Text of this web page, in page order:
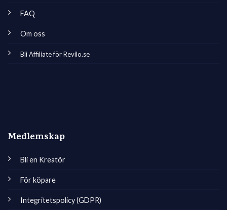
FAQ
Om oss
Bli Affiliate för Revilo.se
Medlemskap
Bli en Kreatör
För köpare
Integritetspolicy (GDPR)